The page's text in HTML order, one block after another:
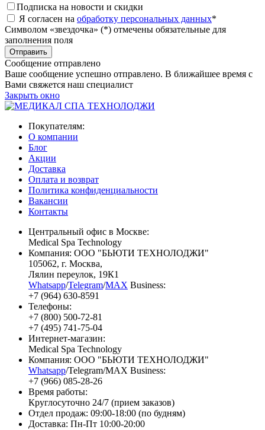
Подписка на новости и скидки
Я согласен на обработку персональных данных*
Символом «звездочка» (*) отмечены обязательные для
заполнения поля
Сообщение отправлено
Ваше сообщение успешно отправлено. В ближайшее время с
Вами свяжется наш специалист
Закрыть окно
Покупателям:
О компании
Блог
Акции
Доставка
Оплата и возврат
Политика конфиденциальности
Вакансии
Контакты
Центральный офис в Москве:
Medical Spa Technology
Компания: ООО "БЬЮТИ ТЕХНОЛОДЖИ"
105062, г. Москва,
Лялин переулок, 19К1
Whatsapp/Telegram/MAX Business:
+7 (964) 630-8591
Телефоны:
+7 (800) 500-72-81
+7 (495) 741-75-04
Интернет-магазин:
Medical Spa Technology
Компания: ООО "БЬЮТИ ТЕХНОЛОДЖИ"
Whatsapp/Telegram/MAX Business:
+7 (966) 085-28-26
Время работы:
Круглосуточно 24/7 (прием заказов)
Отдел продаж: 09:00-18:00 (по будням)
Доставка: Пн-Пт 10:00-20:00